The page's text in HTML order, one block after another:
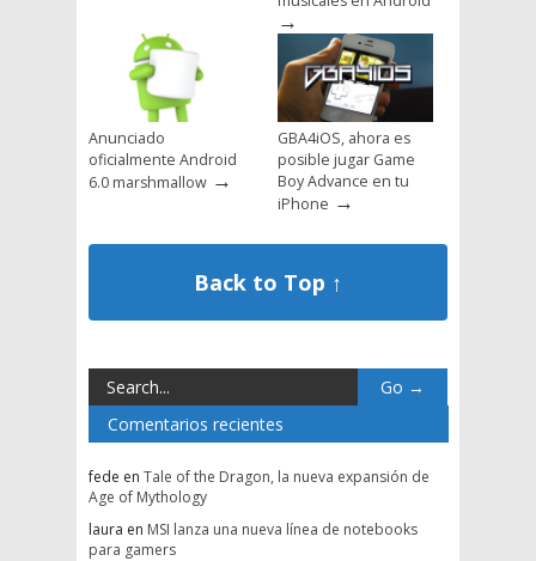
→
Anunciado
oficialmente Android
6.0 marshmallow →
GBA4iOS, ahora es
posible jugar Game
Boy Advance en tu
iPhone →
Back to Top ↑
Comentarios recientes
fede en Tale of the Dragon, la nueva expansión de
Age of Mythology
laura en MSI lanza una nueva línea de notebooks
para gamers